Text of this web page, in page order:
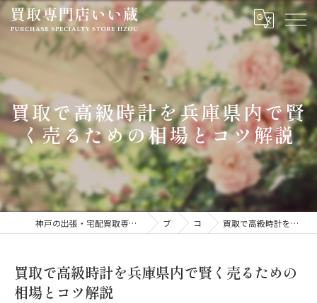
買取で高級時計を兵庫県内で賢
く売るための相場とコツ解説
神戸の出張・宅配買取専門いい蔵｜腕時計・金・貴金属・ジュエリーを高価買取 ブログ コラム 買取で高級時計を兵庫県内で賢く売るための相場とコツ解説
買取で高級時計を兵庫県内で賢く売るための
相場とコツ解説